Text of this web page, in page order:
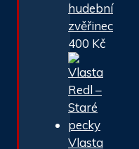
hudební
zvěřinec
400 Kč
Vlasta